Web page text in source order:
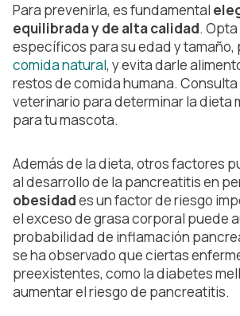
Para prevenirla, es fundamental
equilibrada y de alta calidad.
específicos para su edad y
comida natural, y evita darle
restos de comida humana.
veterinario para determinar la dieta
para tu mascota.
Además de la dieta, otros factores
al desarrollo de la pancreatitis en
obesidades un factor de riesgo
el exceso de grasa corporal puede
probabilidad de inflamación
se ha observado que ciertas
preexistentes, como la diabetes
aumentar el riesgo de pancreatitis.